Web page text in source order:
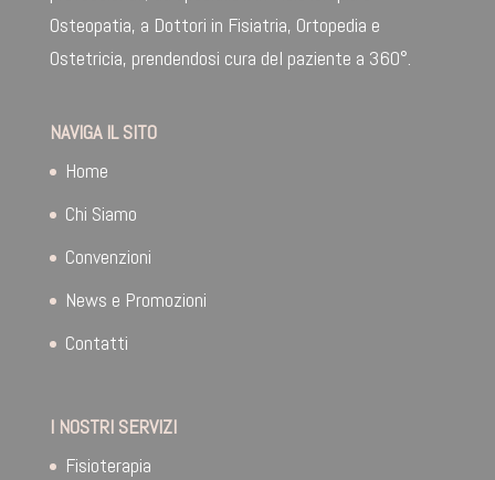
Osteopatia, a Dottori in Fisiatria, Ortopedia e
Ostetricia, prendendosi cura del paziente a 360°.
NAVIGA IL SITO
Home
Chi Siamo
Convenzioni
News e Promozioni
Contatti
I NOSTRI SERVIZI
Fisioterapia